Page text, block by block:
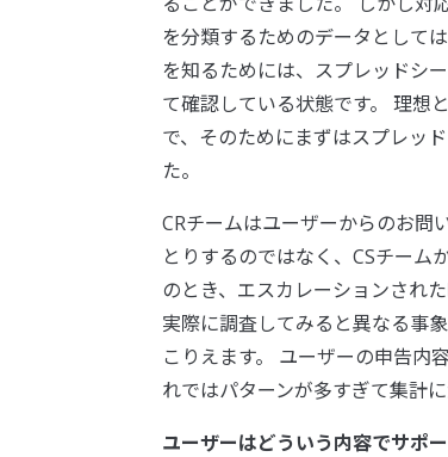
を分類するためのデータとして
を知るためには、スプレッドシ
て確認している状態です。 理想
で、そのためにまずはスプレッ
た。
CRチームはユーザーからのお問
とりするのではなく、CSチーム
のとき、エスカレーションされ
実際に調査してみると異なる事
こりえます。 ユーザーの申告内
れではパターンが多すぎて集計
ユーザーはどういう内容でサポ